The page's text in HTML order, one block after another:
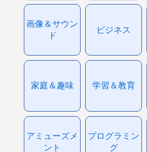
画像＆サウン
ド
ビジネス
家庭＆趣味 学習＆教育
アミューズメ
ント
プログラミン
グ